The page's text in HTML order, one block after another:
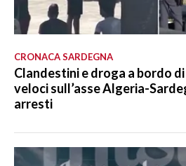
CRONACA SARDEGNA
Clandestini e droga a bordo
veloci sull’asse Algeria-
arresti